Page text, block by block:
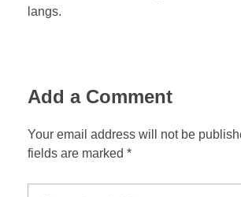
langs.
Add a Comment
Your email address will not be
fields are marked *